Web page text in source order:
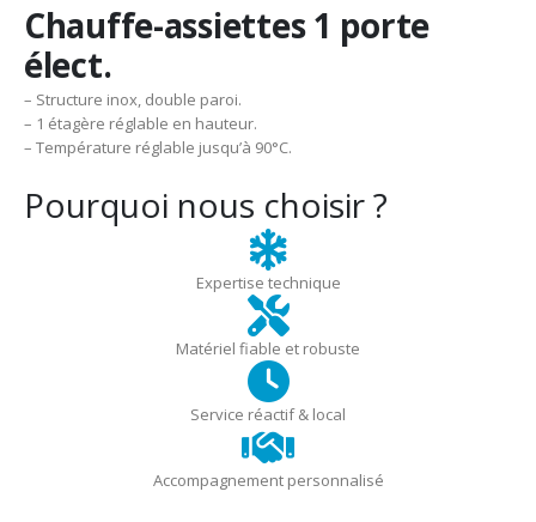
Chauffe-assiettes 1 porte
élect.
– Structure inox, double paroi.
– 1 étagère réglable en hauteur.
– Température réglable jusqu’à 90°C.
Pourquoi nous choisir ?
Expertise technique
Matériel fiable et robuste
Service réactif & local
Accompagnement personnalisé